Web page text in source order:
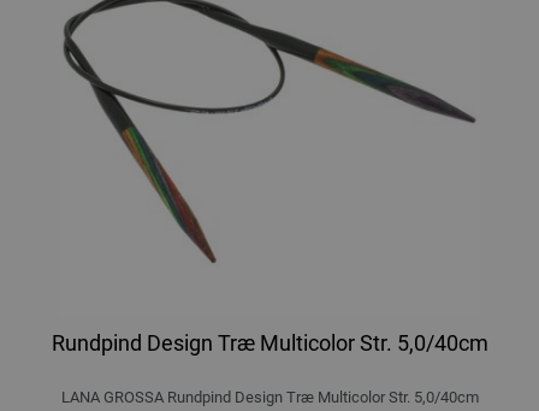
Rundpind Design Træ Multicolor Str. 5,0/40cm
LANA GROSSA Rundpind Design Træ Multicolor Str. 5,0/40cm